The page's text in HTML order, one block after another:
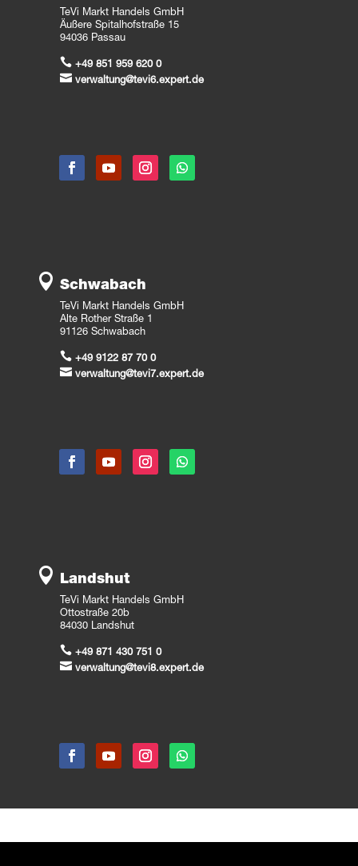
TeVi Markt Handels GmbH
Äußere Spitalhofstraße 15
94036 Passau
 +49 851 959 620 0
 verwaltung@tevi6.expert.de
 Schwabach
TeVi Markt Handels GmbH
Alte Rother Straße 1
91126 Schwabach
 +49 9122 87 70 0
 verwaltung@tevi7.expert.de
 Landshut
TeVi Markt Handels GmbH
Ottostraße 20b
84030 Landshut
 +49 871 430 751 0
 verwaltung@tevi8.expert.de